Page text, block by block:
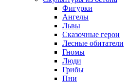
Фигурки
Ангелы
Львы
Сказочные герои
Лесные обитатели
Гномы
Люди
Грибы
Пни